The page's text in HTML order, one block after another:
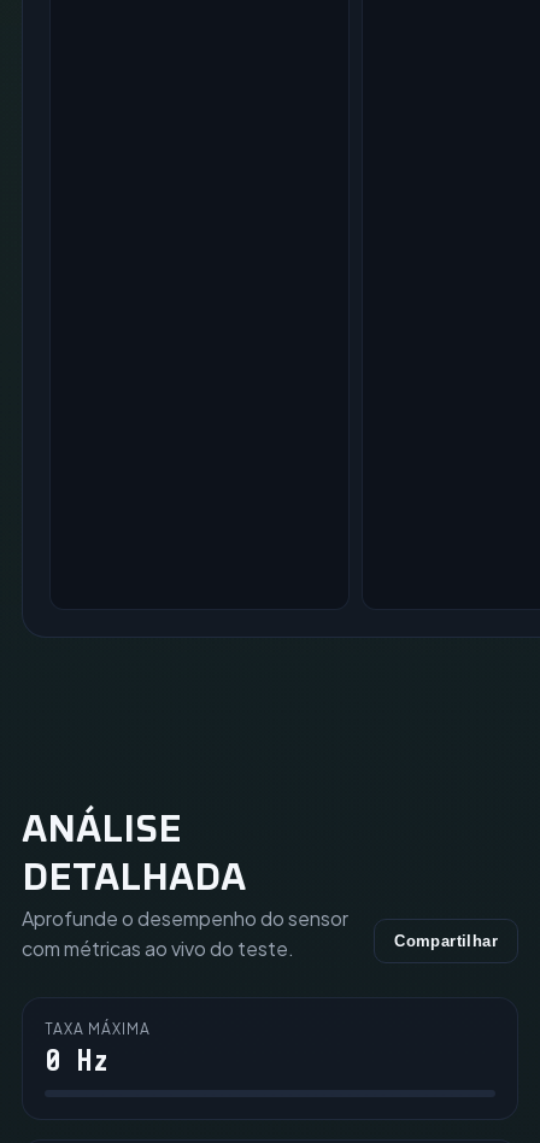
ANÁLISE
DETALHADA
Aprofunde o desempenho do sensor
com métricas ao vivo do teste.
Compartilhar
TAXA MÁXIMA
0 Hz